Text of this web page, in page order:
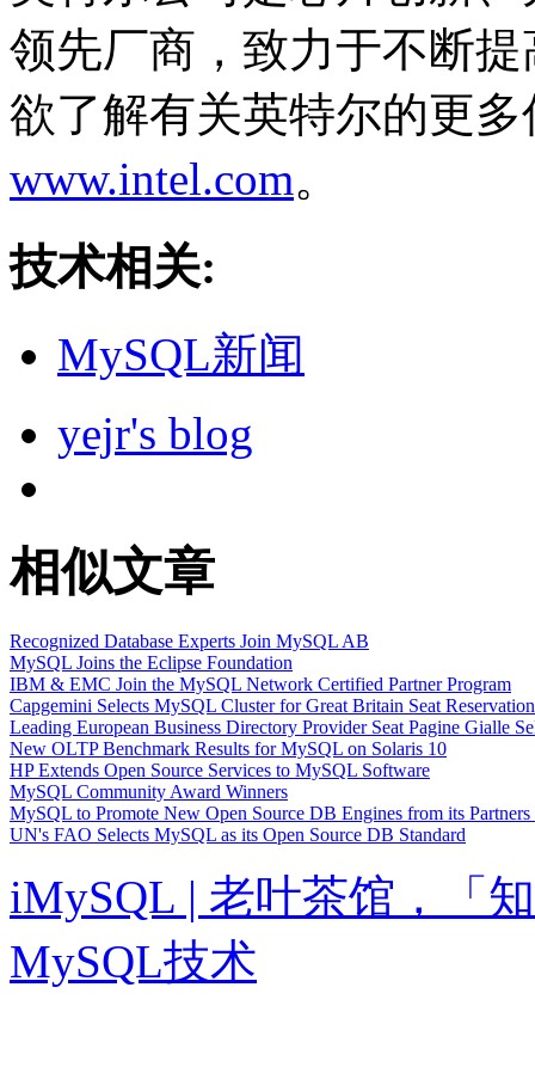
领先厂商，致力于不断
欲了解有关英特尔的更
www.intel.com。
技术相关:
MySQL新闻
yejr's blog
相似文章
Recognized Database Experts Join MySQL AB
MySQL Joins the Eclipse Foundation
IBM & EMC Join the MySQL Network Certified Partner Program
Capgemini Selects MySQL Cluster for Great Britain Seat
Leading European Business Directory Provider Seat Pagine Gialle
New OLTP Benchmark Results for MySQL on Solaris 10
HP Extends Open Source Services to MySQL Software
MySQL Community Award Winners
MySQL to Promote New Open Source DB Engines from its
UN's FAO Selects MySQL as its Open Source DB Standard
iMySQL | 老叶茶馆，「
MySQL技术